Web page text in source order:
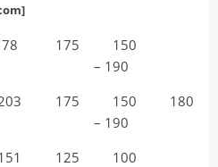
175
150
– 190
175
150
– 190
180
125
100